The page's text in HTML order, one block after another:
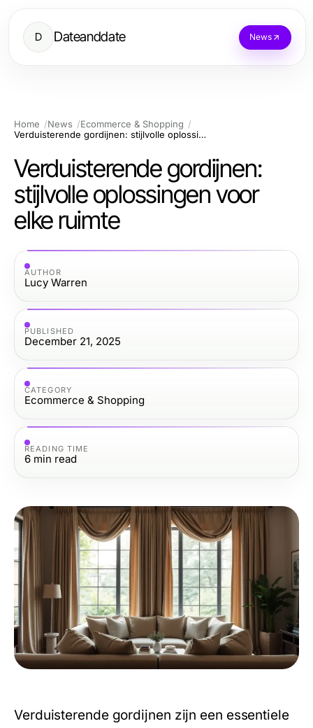
D Dateanddate News
Home News
Ecommerce & Shopping
Verduisterende gordijnen: stijlvolle oplossingen voor elke ruimte
Verduisterende gordijnen:
stijlvolle oplossingen voor
elke ruimte
AUTHOR
Lucy Warren
PUBLISHED
December 21, 2025
CATEGORY
Ecommerce & Shopping
READING TIME
6 min read
Verduisterende gordijnen zijn een essentiele